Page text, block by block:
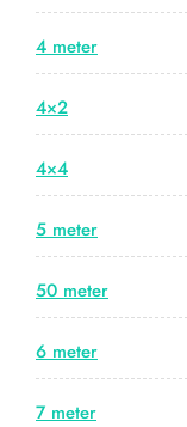
4 meter
4×2
4×4
5 meter
50 meter
6 meter
7 meter